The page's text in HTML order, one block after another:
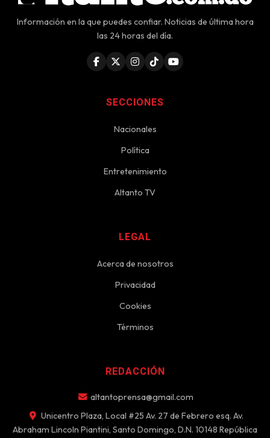
Información en la que puedes confiar. Noticias de última hora
las 24 horas del día.
SECCIONES
Nacionales
Política
Entretenimiento
Altanto TV
LEGAL
Acerca de nosotros
Privacidad
Cookies
Términos
REDACCIÓN
altantoprensa@gmail.com
Unicentro Plaza, Local #25 Av. 27 de Febrero esq. Av.
Abraham Lincoln Piantini, Santo Domingo, D.N. 10148 República